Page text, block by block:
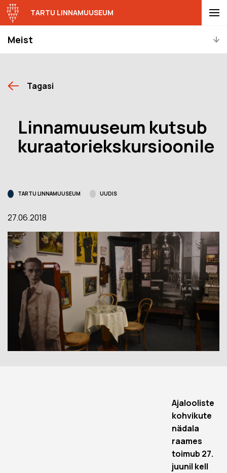
Meist
TARTU LINNAMUUSEUM
Tagasi
Linnamuuseum kutsub
kuraatoriekskursioonile
TARTU LINNAMUUSEUM UUDIS
27.06.2018
Ajalooliste
kohvikute
nädala
raames
toimub 27.
juunil kell